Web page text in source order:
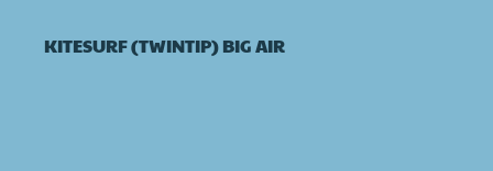
KITESURF (TWINTIP)BIG AIR